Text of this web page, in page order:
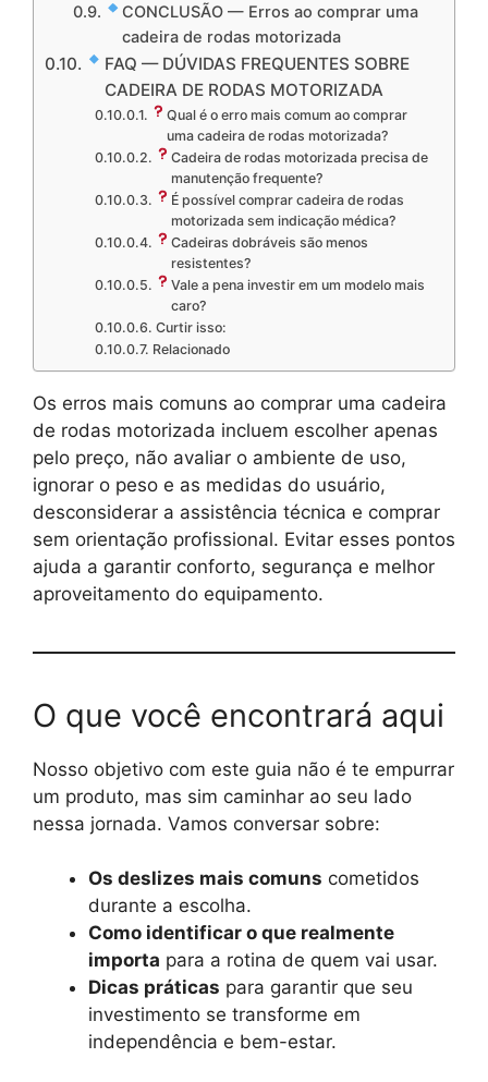
CONCLUSÃO — Erros ao comprar uma
cadeira de rodas motorizada
FAQ — DÚVIDAS FREQUENTES SOBRE
CADEIRA DE RODAS MOTORIZADA
Qual é o erro mais comum ao comprar
uma cadeira de rodas motorizada?
Cadeira de rodas motorizada precisa de
manutenção frequente?
É possível comprar cadeira de rodas
motorizada sem indicação médica?
Cadeiras dobráveis são menos
resistentes?
Vale a pena investir em um modelo mais
caro?
Curtir isso:
Relacionado
Os erros mais comuns ao comprar uma cadeira
de rodas motorizada incluem escolher apenas
pelo preço, não avaliar o ambiente de uso,
ignorar o peso e as medidas do usuário,
desconsiderar a assistência técnica e comprar
sem orientação profissional. Evitar esses pontos
ajuda a garantir conforto, segurança e melhor
aproveitamento do equipamento.
O que você encontrará aqui
Nosso objetivo com este guia não é te empurrar
um produto, mas sim caminhar ao seu lado
nessa jornada. Vamos conversar sobre:
Os deslizes mais comuns cometidos
durante a escolha.
Como identificar o que realmente
importa para a rotina de quem vai usar.
Dicas práticas para garantir que seu
investimento se transforme em
independência e bem-estar.